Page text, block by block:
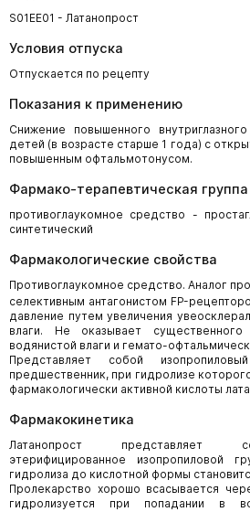
S01EE01 - Латанопрост
Условия отпуска
Отпускается по рецепту
Показания к применению
Снижение повышенного
детей (в возрасте старше 1 года) с
повышенным офтальмотонусом.
Фармако-терапевтическая группа
противоглаукомное средство -
синтетический
Фармакологические свойства
Противоглаукомное средство. Аналог
селективным антагонистом FP-
давление путем увеличения
влаги. Не оказывает
водянистой влаги и гемато-
Представляет собой
предшественник, при гидролизе
фармакологически активной кислоты
Фармакокинетика
Латанопрост представляет
этерифицированное изопропиловой
гидролиза до кислотной формы
Пролекарство хорошо всасывается
гидролизуется при попадании в